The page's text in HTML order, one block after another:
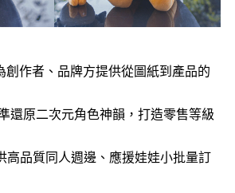
創作者、品牌方提供從圖紙到產品的
還原二次元角色神韻，打造零售等級
高品質同人週邊、應援娃娃小批量訂